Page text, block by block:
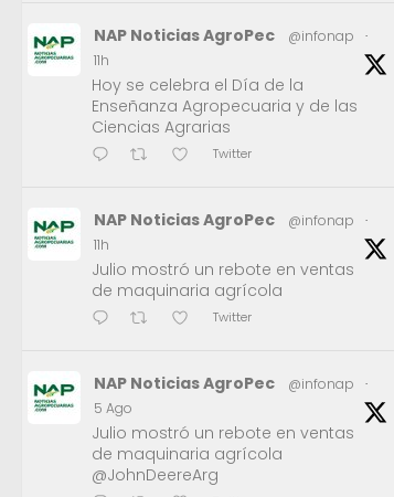
NAP Noticias AgroPec @infonap
·
11h
Hoy se celebra el Día de la
Enseñanza Agropecuaria y de las
Ciencias Agrarias
Twitter
NAP Noticias AgroPec @infonap
·
11h
Julio mostró un rebote en ventas
de maquinaria agrícola
Twitter
NAP Noticias AgroPec @infonap
·
5 Ago
Julio mostró un rebote en ventas
de maquinaria agrícola
@JohnDeereArg